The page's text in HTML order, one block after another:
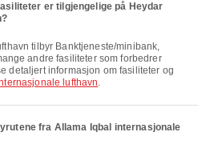
er tilgjengelige på Heydar
andre fasiliteter som forbedrer
detaljert informasjon om fasiliteter og
lufthavn.
fra Allama Iqbal internasjonale